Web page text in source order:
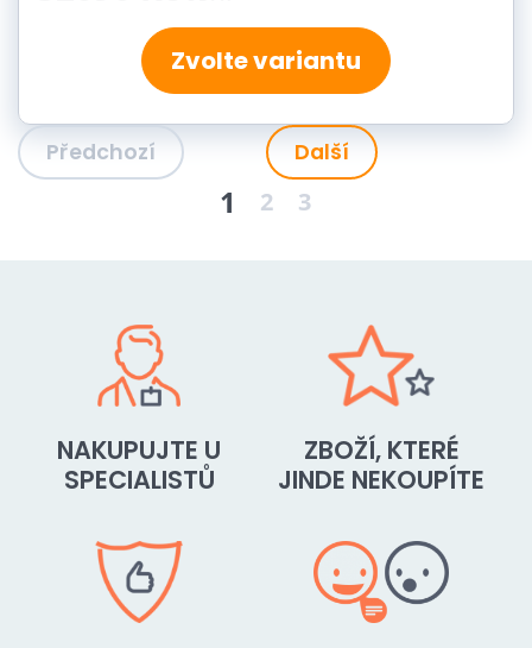
Zvolte variantu
Předchozí
1 2 3
Další
NAKUPUJTE U
SPECIALISTŮ
ZBOŽÍ, KTERÉ
JINDE NEKOUPÍTE